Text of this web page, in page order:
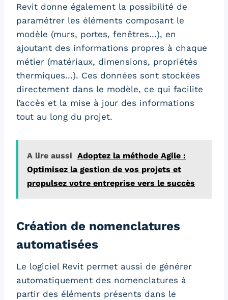
Revit donne également la possibilité de
paramétrer les éléments composant le
modèle (murs, portes, fenêtres…), en
ajoutant des informations propres à chaque
métier (matériaux, dimensions, propriétés
thermiques…). Ces données sont stockées
directement dans le modèle, ce qui facilite
l’accès et la mise à jour des informations
tout au long du projet.
A lire aussi Adoptez la méthode Agile :
Optimisez la gestion de vos projets et
propulsez votre entreprise vers le succès
Création de nomenclatures
automatisées
Le logiciel Revit permet aussi de générer
automatiquement des nomenclatures à
partir des éléments présents dans le